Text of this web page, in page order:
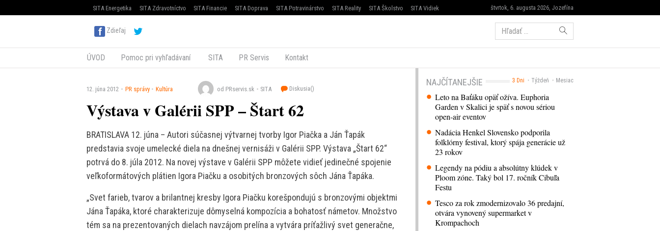
štvrtok, 6. augusta 2026, Jozefína
SITA Energetika SITA Zdravotníctvo SITA Financie SITA Doprava SITA Potravinárstvo SITA Reality SITA Školstvo SITA Vidiek
Zdieľaj Hľadať:
ÚVOD Pomoc pri vyhľadávaní SITA PR Servis Kontakt
12. júna 2012 PR správy Kultúra od PRservis.sk SITA Diskusia()
Výstava v Galérii SPP – Štart 62
BRATISLAVA 12. júna – Autori súčasnej výtvarnej tvorby Igor Piačka a Ján Ťapák
predstavia svoje umelecké diela na dnešnej vernisáži v Galérii SPP. Výstava „Štart 62“
potrvá do 8. júla 2012. Na novej výstave v Galérii SPP môžete vidieť jedinečné spojenie
veľkoformátových plátien Igora Piačku a osobitých bronzových sôch Jána Ťapáka.
„Svet farieb, tvarov a brilantnej kresby Igora Piačku korešpondujú s bronzovými objektmi
Jána Ťapáka, ktoré charakterizuje dômyselná kompozícia a bohatosť námetov. Množstvo
tém sa na prezentovaných dielach navzájom prelína a vytvára príťažlivý svet generačne,
3 Dni Týždeň Mesiac
NAJČÍTANEJŠIE
Leto na Baťáku opäť ožíva. Euphoria
Garden v Skalici je späť s novou sériou
open-air eventov
Nadácia Henkel Slovensko podporila
folklórny festival, ktorý spája generácie už
23 rokov
Legendy na pódiu a absolútny klúdek v
Ploom zóne. Taký bol 17. ročník Cibuľa
Festu
Tesco za rok zmodernizovalo 36 predajní,
otvára vynovený supermarket v
Krompachoch